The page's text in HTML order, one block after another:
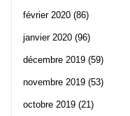
février 2020 (86)
janvier 2020 (96)
décembre 2019 (59)
novembre 2019 (53)
octobre 2019 (21)